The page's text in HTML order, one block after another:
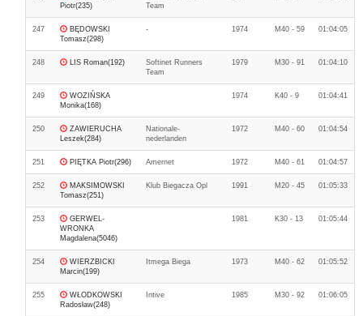
Piotr(235)
Team
247
BĘDOWSKI
Tomasz(298)
- 1974 M40 - 59 01:04:05
248 LIS Roman(192)
Softinet Runners
Team
1979 M30 - 91 01:04:10
249
WOZIŃSKA
Monika(168)
1974 K40 - 9 01:04:41
250
ZAWIERUCHA
Leszek(284)
Nationale-
nederlanden
1972 M40 - 60 01:04:54
251 PIĘTKA Piotr(296) Amernet 1972 M40 - 61 01:04:57
252
MAKSIMOWSKI
Tomasz(251)
Klub Biegacza Opl 1991 M20 - 45 01:05:33
253
GERWEL-
WRONKA
Magdalena(5046)
1981 K30 - 13 01:05:44
254
WIERZBICKI
Marcin(199)
Itmega Biega 1973 M40 - 62 01:05:52
255
WŁODKOWSKI
Radosław(248)
Intive 1985 M30 - 92 01:06:05